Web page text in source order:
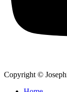
Copyright ©